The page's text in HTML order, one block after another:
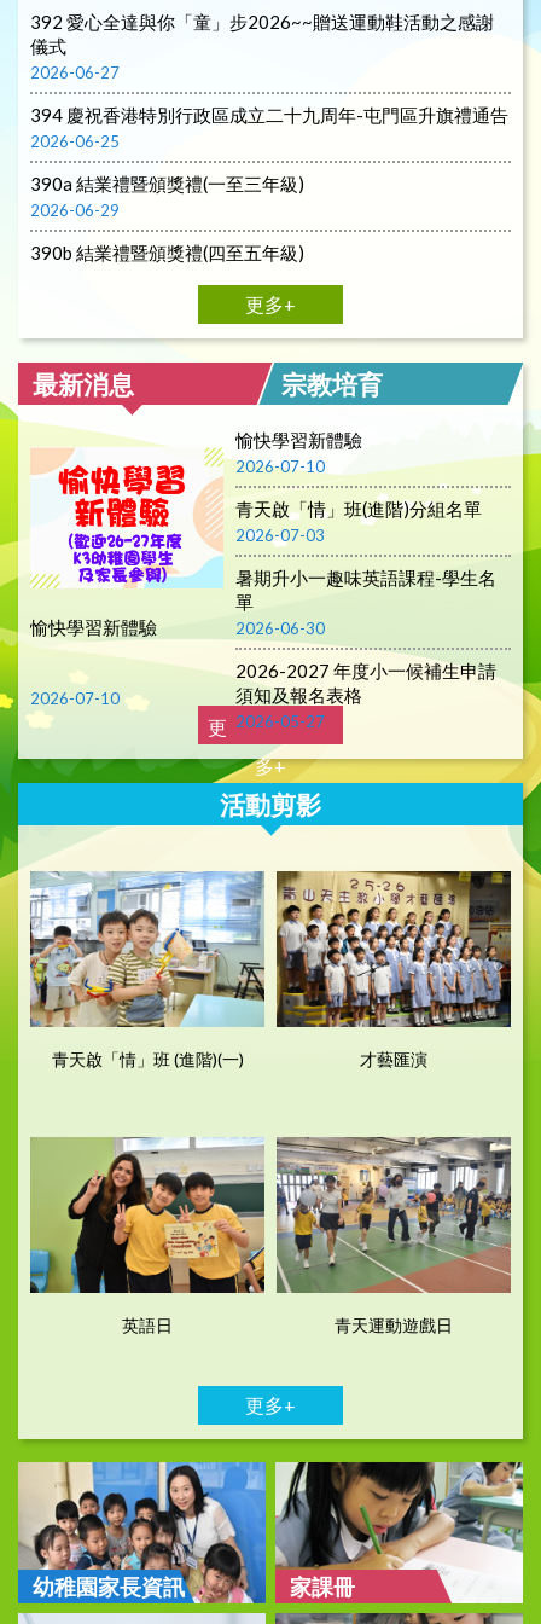
392 愛心全達與你「童」步2026~~贈送運動鞋活動之感謝
儀式
2026-06-27
394 慶祝香港特別行政區成立二十九周年-屯門區升旗禮通告
2026-06-25
390a 結業禮暨頒獎禮(一至三年級)
2026-06-29
390b 結業禮暨頒獎禮(四至五年級)
更多+
最新消息 宗教培育
愉快學習新體驗
2026-07-10
愉快學習新體驗
2026-07-10
青天啟「情」班(進階)分組名單
2026-07-03
暑期升小一趣味英語課程-學生名
單
2026-06-30
2026-2027 年度小一候補生申請
須知及報名表格
2026-05-27
更
多+
活動剪影
青天啟「情」班 (進階)(一) 才藝匯演
英語日 青天運動遊戲日
更多+
幼稚園家長資訊 家課冊